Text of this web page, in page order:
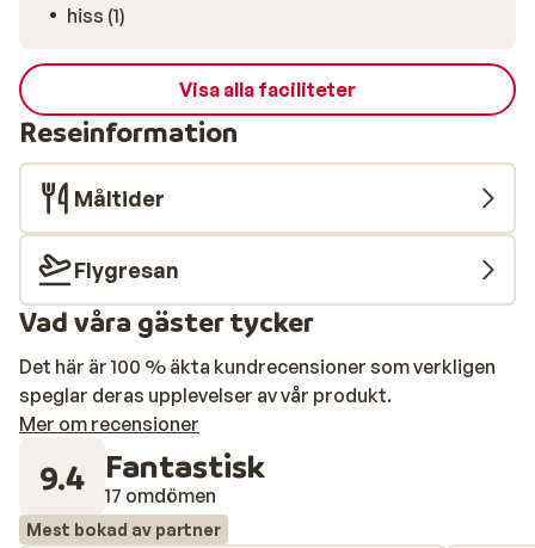
hiss (1)
Visa alla faciliteter
Reseinformation
Måltider
Flygresan
Vad våra gäster tycker
Det här är 100 % äkta kundrecensioner som verkligen
speglar deras upplevelser av vår produkt.
Mer om recensioner
9.4 Fantastisk
17 omdömen
Mest bokad av partner